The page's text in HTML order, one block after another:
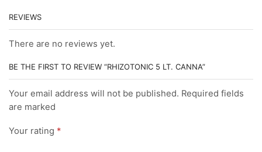
REVIEWS
There are no reviews yet.
BE THE FIRST TO REVIEW “RHIZOTONIC 5 LT. CANNA”
Your email address will not be published. Required fields
are marked
Your rating *